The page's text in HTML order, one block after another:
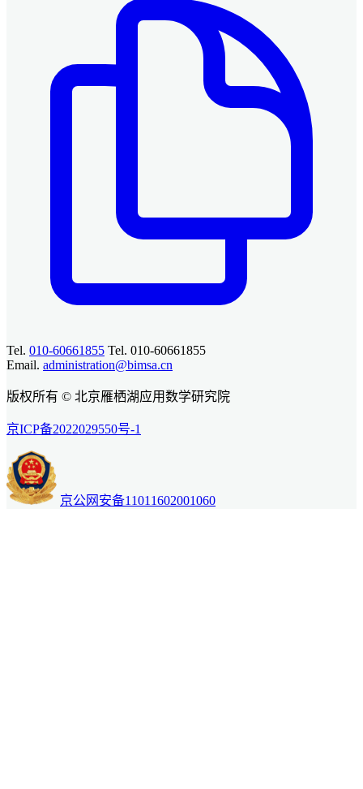
Tel. 010-60661855 Tel. 010-60661855
Email. administration@bimsa.cn
版权所有 © 北京雁栖湖应用数学研究院
京ICP备2022029550号-1
京公网安备11011602001060